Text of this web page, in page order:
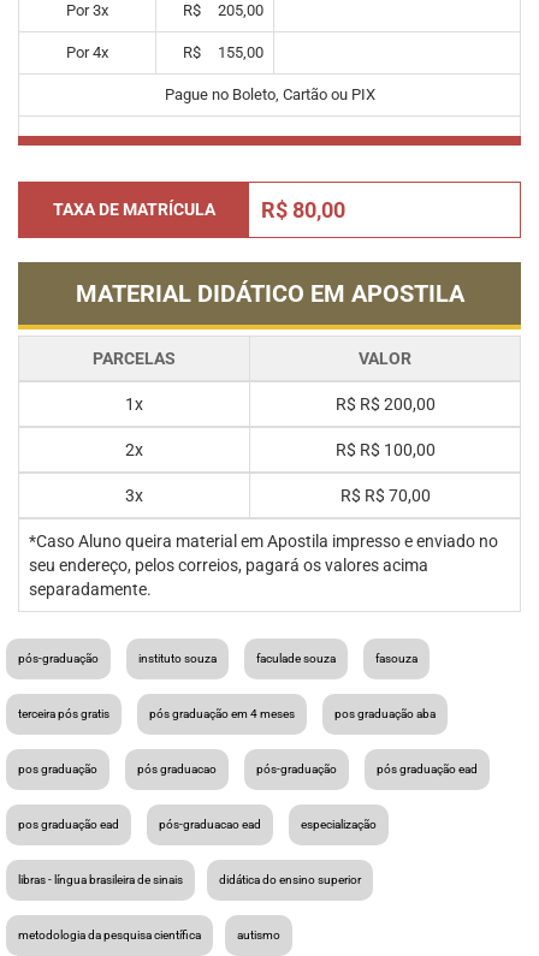
Por3x R$ 205,00
Por4x R$ 155,00
Pague no Boleto, Cartão ou PIX
TAXA DE MATRÍCULA R$ 80,00
MATERIAL DIDÁTICO EM APOSTILA
PARCELAS VALOR
1x R$ R$ 200,00
2x R$ R$ 100,00
3x R$ R$ 70,00
*Caso Aluno queira material em Apostila impresso e enviado no
seu endereço, pelos correios, pagará os valores acima
separadamente.
pós-graduação instituto souza faculade souza fasouza
terceira pós gratis pós graduação em 4 meses pos graduação aba
pos graduação pós graduacao pós-graduação pós graduação ead
pos graduação ead pós-graduacao ead especialização
libras - língua brasileira de sinais didática do ensino superior
metodologia da pesquisa científica autismo